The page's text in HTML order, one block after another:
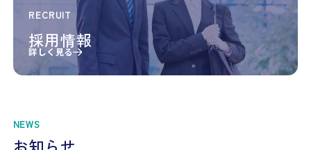
RECRUIT
採用情報
詳しく見る
NEWS
お知らせ